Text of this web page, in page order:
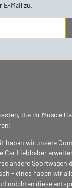
E-Mail zu.
die ihr Muscle
haben wir unsere
Car Liebhaber
andere Sportwagen
- eines haben wir
möchten diese